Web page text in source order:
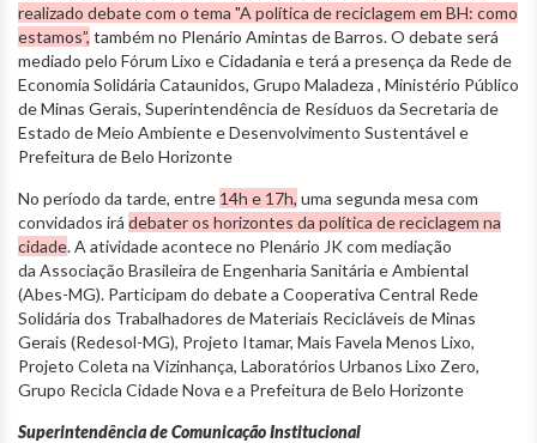
realizado debate com o tema "A política de reciclagem em BH: como
estamos”, também no Plenário Amintas de Barros. O debate será
mediado pelo Fórum Lixo e Cidadania e terá a presença da Rede de
Economia Solidária Cataunidos, Grupo Maladeza , Ministério Público
de Minas Gerais, Superintendência de Resíduos da Secretaria de
Estado de Meio Ambiente e Desenvolvimento Sustentável e
Prefeitura de Belo Horizonte
No período da tarde, entre 14h e 17h, uma segunda mesa com
convidados irá debater os horizontes da política de reciclagem na
cidade. A atividade acontece no Plenário JK com mediação
da Associação Brasileira de Engenharia Sanitária e Ambiental
(Abes-MG). Participam do debate a Cooperativa Central Rede
Solidária dos Trabalhadores de Materiais Recicláveis de Minas
Gerais (Redesol-MG), Projeto Itamar, Mais Favela Menos Lixo,
Projeto Coleta na Vizinhança, Laboratórios Urbanos Lixo Zero,
Grupo Recicla Cidade Nova e a Prefeitura de Belo Horizonte
Superintendência de Comunicação Institucional